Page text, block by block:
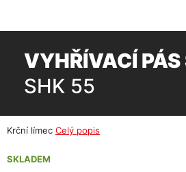
VYHŘÍVACÍ
SHK 55
Krční límec Celý popis
SKLADEM